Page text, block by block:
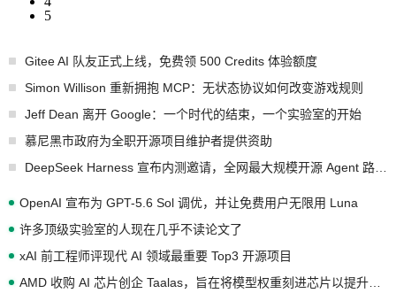
5
Gitee AI 队友正式上线，免费领 500 Credits 体验额度
Simon Willison 重新拥抱 MCP：无状态协议如何改变游戏规则
Jeff Dean 离开 Google：一个时代的结束，一个实验室的开始
慕尼黑市政府为全职开源项目维护者提供资助
OpenAI 宣布为 GPT-5.6 Sol 调优，并让免费用户无限用 Luna
许多顶级实验室的人现在几乎不读论文了
xAI 前工程师评现代 AI 领域最重要 Top3 开源项目